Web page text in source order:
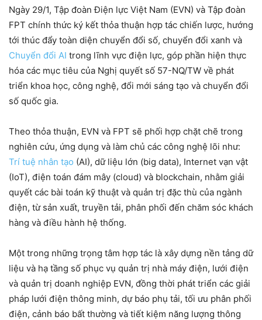
Ngày 29/1, Tập đoàn Điện lực Việt Nam (EVN) và Tập đoàn
FPT chính thức ký kết thỏa thuận hợp tác chiến lược, hướng
tới thúc đẩy toàn diện chuyển đổi số, chuyển đổi xanh và
Chuyển đổi AI trong lĩnh vực điện lực, góp phần hiện thực
hóa các mục tiêu của Nghị quyết số 57-NQ/TW về phát
triển khoa học, công nghệ, đổi mới sáng tạo và chuyển đổi
số quốc gia.
Theo thỏa thuận, EVN và FPT sẽ phối hợp chặt chẽ trong
nghiên cứu, ứng dụng và làm chủ các công nghệ lõi như:
Trí tuệ nhân tạo (AI), dữ liệu lớn (big data), Internet vạn vật
(IoT), điện toán đám mây (cloud) và blockchain, nhằm giải
quyết các bài toán kỹ thuật và quản trị đặc thù của ngành
điện, từ sản xuất, truyền tải, phân phối đến chăm sóc khách
hàng và điều hành hệ thống.
Một trong những trọng tâm hợp tác là xây dựng nền tảng dữ
liệu và hạ tầng số phục vụ quản trị nhà máy điện, lưới điện
và quản trị doanh nghiệp EVN, đồng thời phát triển các giải
pháp lưới điện thông minh, dự báo phụ tải, tối ưu phân phối
điện, cảnh báo bất thường và tiết kiệm năng lượng thông